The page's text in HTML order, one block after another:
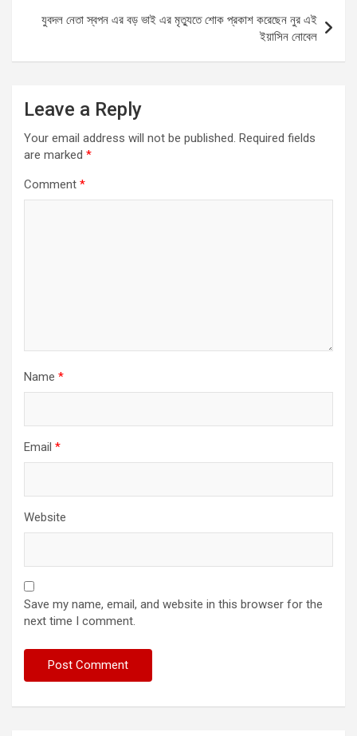
k
p
যুবদল নেতা স্বপন এর বড় ভাই এর মৃত্যুতে শোক প্রকাশ করেছেন নুর এই
ইয়াসিন নোবেল
Leave a Reply
Your email address will not be published. Required fields
are marked *
Comment *
Name *
Email *
Website
Save my name, email, and website in this browser for the
next time I comment.